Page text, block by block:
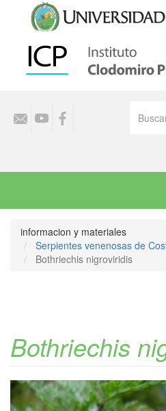
contenido
principal
your
informacion y materiales
Serpientes venenosas de
Bothriechis nigroviridis
Bothriechis
Previous